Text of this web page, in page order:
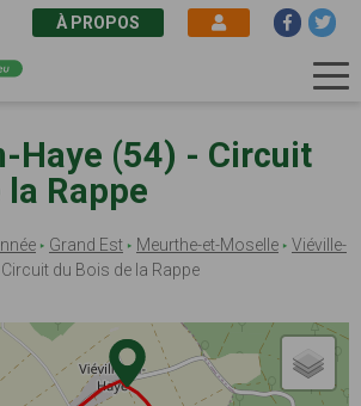
À PROPOS
Haye (54) - Circuit
Rappe
Grand Est Meurthe-et-Moselle
Viéville-
du Bois de la Rappe